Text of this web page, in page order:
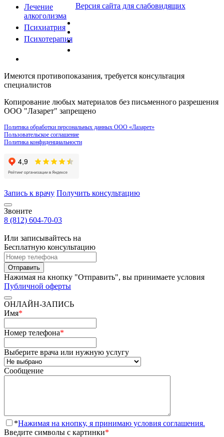
Лечение
алкоголизма
Психиатрия
Психотерапия
Версия сайта для слабовидящих
Имеются противопоказания, требуется консультация
специалистов
Копирование любых материалов без письменного разрешения
ООО "Лазарет" запрещено
Политика обработки персональных данных ООО «Лазарет»
Пользовательское соглашение
Политика конфиденциальности
Запись к врачу Получить консультацию
Звоните
8 (812) 604-70-03
Или записывайтесь на
Бесплатную консультацию
Отправить
Нажимая на кнопку "Отправить", вы принимаете условия
Публичной оферты
ОНЛАЙН-ЗАПИСЬ
Имя*
Номер телефона*
Выберите врача или нужную услугу
Сообщение
*Нажимая на кнопку, я принимаю условия соглашения.
Введите символы с картинки*